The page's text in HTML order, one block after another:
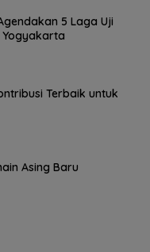
5 Laga Uji
Yogyakarta
Terbaik untuk
Asing Baru